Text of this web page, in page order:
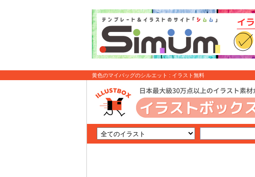
黄色のマイバッグのシルエット : イラスト無料